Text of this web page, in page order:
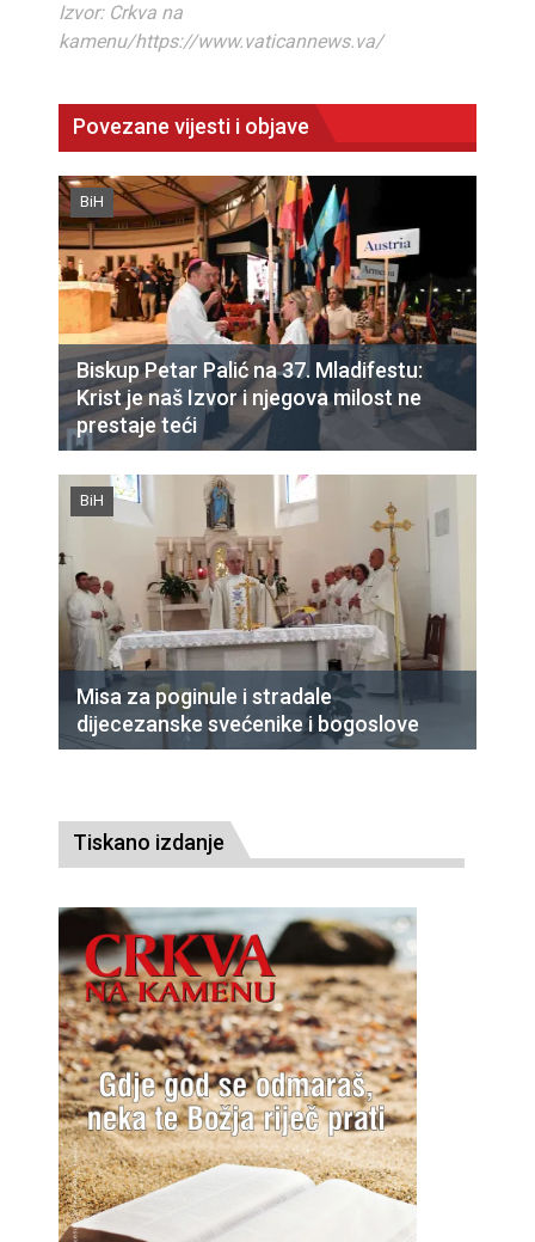
Izvor: Crkva na
kamenu/https://www.vaticannews.va/
Povezane vijesti i objave
BiH
Biskup Petar Palić na 37. Mladifestu:
Krist je naš Izvor i njegova milost ne
prestaje teći
BiH
Misa za poginule i stradale
dijecezanske svećenike i bogoslove
Tiskano izdanje